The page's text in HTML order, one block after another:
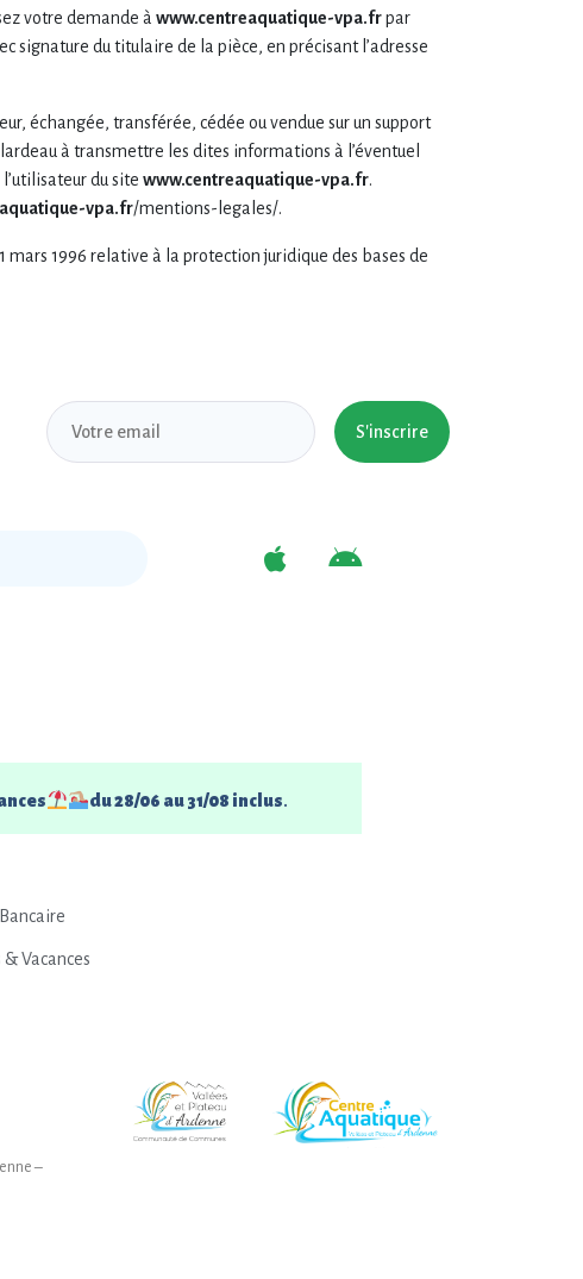
votre demande à www.centreaquatique-vpa.frpar
signature du titulaire de la pièce, en précisant l’adresse
échangée, transférée, cédée ou vendue sur un support
à transmettre les dites informations à l’éventuel
du site www.centreaquatique-vpa.fr.
vpa.fr/mentions-legales/.
mars 1996 relative à la protection juridique des bases de
S'inscrire
du 28/06 au 31/08 inclus.
Vacances
–